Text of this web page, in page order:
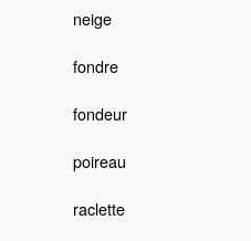
neige
fondre
fondeur
poireau
raclette